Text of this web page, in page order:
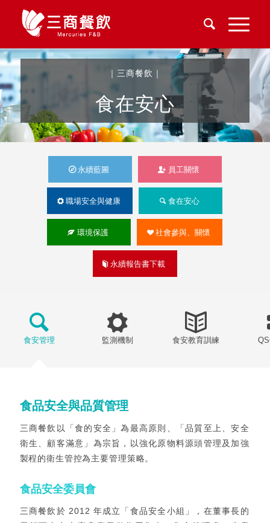
｜三商餐飲｜
食在安心
永續藍圖 員工關懷
職場安全與健康 食在安心
環境保護 社會參與、關懷
永續報告書下載
食安管理 監測機制 食安教育訓練
食品安全與品質管理
三商餐飲以「食的安全」為最高原則、「品質至上、安全
衛生、顧客滿意」為宗旨，以強化原物料源頭管理及加強
製程的衛生管控為主要管理策略。
食品安全委員會
三商餐飲於 2012 年成立「食品安全小組」，在董事長的